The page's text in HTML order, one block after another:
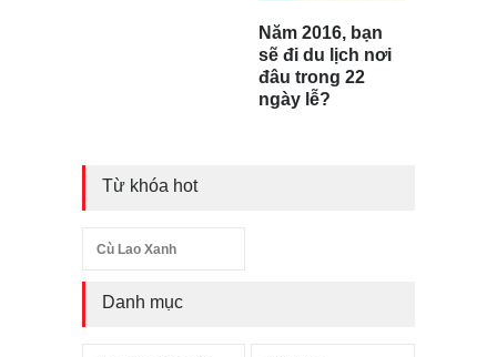
Năm 2016, bạn
sẽ đi du lịch nơi
đâu trong 22
ngày lễ?
Từ khóa hot
Cù Lao Xanh
Danh mục